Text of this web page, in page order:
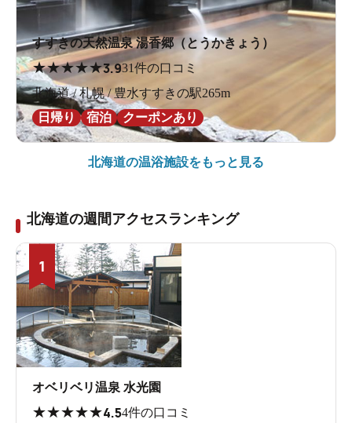
すすきの天然温泉 湯香郷（とうかきょう）
★★★★★3.931件の口コミ
北海道 / 札幌 / 豊水すすきの駅265m
日帰り
宿泊 クーポンあり
北海道の温浴施設をもっと見る
北海道の週間アクセスランキング
1
オベリベリ温泉 水光園
★★★★★4.54件の口コミ